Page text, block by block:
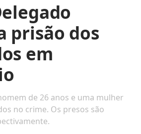
prisão dos
em
de 26 anos e uma mulher
no crime. Os presos são